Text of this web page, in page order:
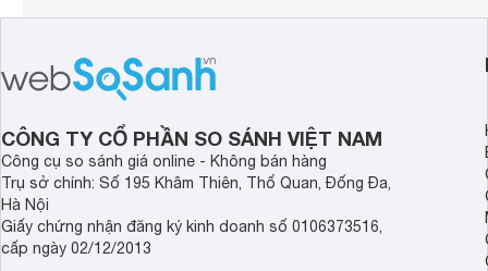
CÔNG TY CỔ PHẦN SO SÁNH VIỆT NAM
Công cụ so sánh giá online - Không bán hàng
Trụ sở chính: Số 195 Khâm Thiên, Thổ Quan, Đống Đa,
Hà Nội
Giấy chứng nhận đăng ký kinh doanh số 0106373516,
cấp ngày 02/12/2013